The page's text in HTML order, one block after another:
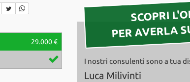
29.000 €
SCOPRI
PER AVERLA
I nostri consulenti sono a tua
Giovanni Milivinti